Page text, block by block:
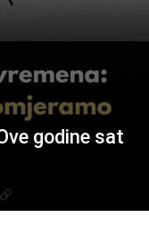
godine sat